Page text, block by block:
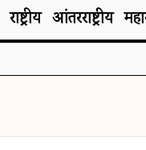
राष्ट्रीय आंतरराष्ट्रीय